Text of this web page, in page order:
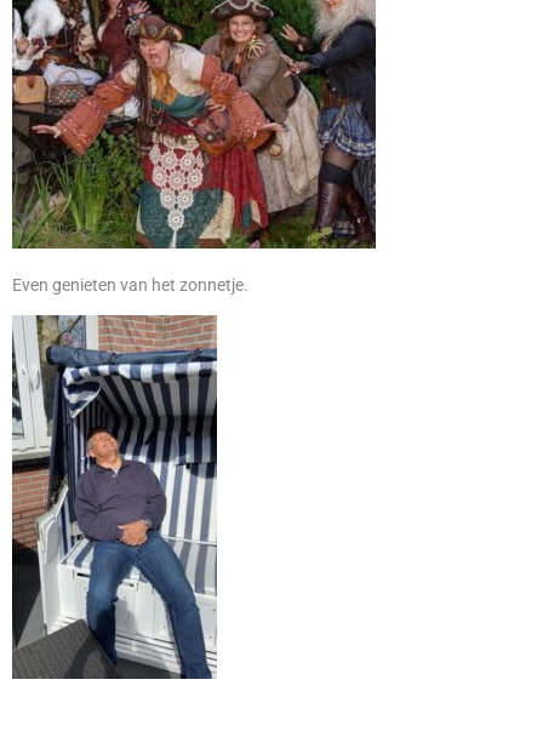
Even genieten van het zonnetje.